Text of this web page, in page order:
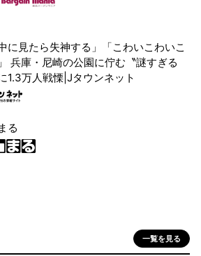
中に見たら失神する」「こわいこわいこ
兵庫・尼崎の公園に佇む〝謎すぎる
1.3万人戦慄|Jタウンネット
る
一覧を見る